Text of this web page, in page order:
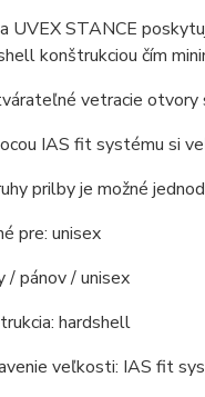
UVEX STANCE
konštrukciou čím
vetracie otvory
IAS fit systému si
prilby je možné
pre: unisex
/ pánov / unisex
hardshell
veľkosti: IAS fit